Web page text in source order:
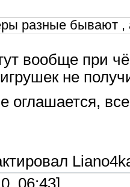
разные бывают
вообще при
не
оглашается,
06:43]